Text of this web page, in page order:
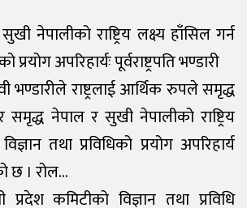
नेपालीको राष्ट्रिय लक्ष्य हाँसिल गर्न
प्रयोग अपरिहार्यः पूर्वराष्ट्रपति भण्डारी
भण्डारीले राष्ट्रलाई आर्थिक रुपले समृद्ध
नेपाल र सुखी नेपालीको राष्ट्रिय
तथा प्रविधिको प्रयोग अपरिहार्य
छ । रोल…
कमिटीको विज्ञान तथा प्रविधि